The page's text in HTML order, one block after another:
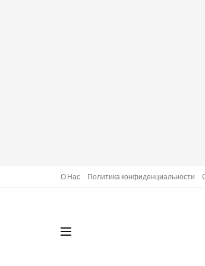
О Нас Политика конфиденциальности